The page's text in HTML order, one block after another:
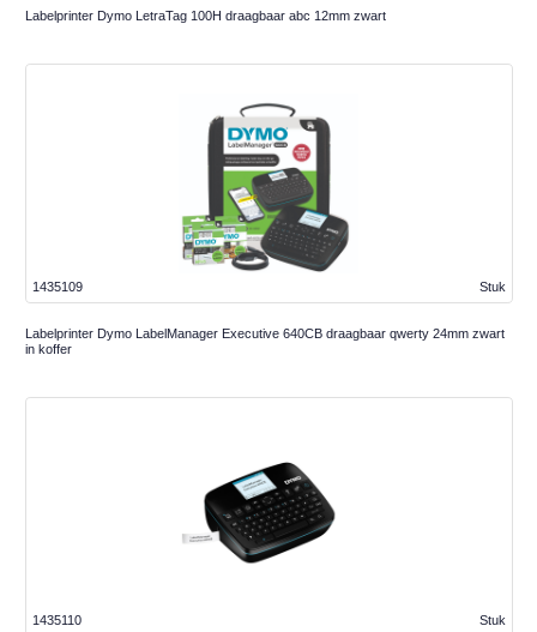
Labelprinter Dymo LetraTag 100H draagbaar abc 12mm zwart
Stuk
1435109
Labelprinter Dymo LabelManager Executive 640CB draagbaar qwerty 24mm zwart
in koffer
Stuk
1435110